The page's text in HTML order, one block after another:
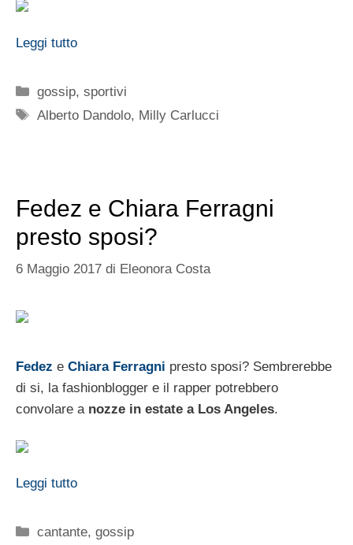
Leggi tutto
Categorie
gossip,sportivi
Tag
Alberto Dandolo, Milly Carlucci
Fedez e Chiara Ferragni
presto sposi?
6 Maggio 2017 di Eleonora Costa
Fedez e Chiara Ferragni presto sposi? Sembrerebbe
di si, la fashionblogger e il rapper potrebbero
convolare anozze in estate a Los Angeles.
Leggi tutto
Categorie
cantante,gossip